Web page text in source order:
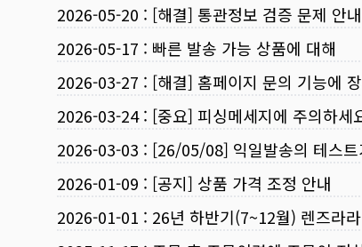
2026-05-20 : [해결] 통관정보 검증 문제 안내
2026-05-17 : 빠른 발송 가능 상품에 대해
2026-03-27 : [해결] 홈페이지 문의 기능에
2026-03-24: [중요] 피싱메세지에 주의하세
2026-03-03 : [26/05/08] 익일발송의 테스트
2026-01-09 : [공지] 상품 가격 조정 안내
2026-01-01 : 26년 하반기(7~12월) 렌즈라